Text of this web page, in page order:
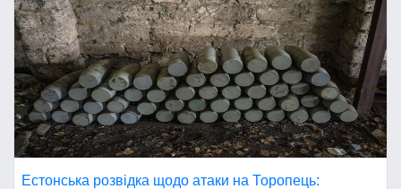
Естонська розвідка щодо атаки на Торопець: